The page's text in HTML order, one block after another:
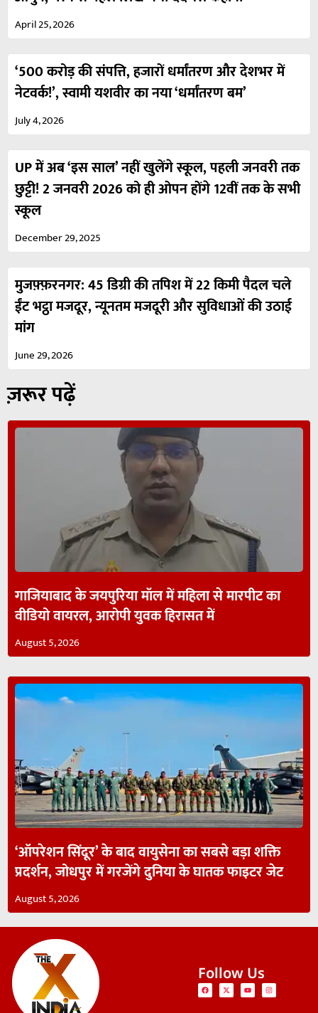
April 25, 2026
‘500 करोड़ की संपत्ति, हजारों धर्मांतरण और देशभर में
नेटवर्क!’, स्वामी यशवीर का नया ‘धर्मांतरण बम’
July 4, 2026
UP में अब ‘इस साल’ नहीं खुलेंगे स्कूल, पहली जनवरी तक
छुट्टी! 2 जनवरी 2026 को ही ओपन होंगे 12वीं तक के सभी
स्कूल
December 29, 2025
मुजफ़्फ़रनगर: 45 डिग्री की तपिश में 22 किमी पैदल चले
ईंट भट्ठा मजदूर, न्यूनतम मजदूरी और सुविधाओं की उठाई
मांग
June 29, 2026
ज़रूर पढ़ें
गाजियाबाद के जयपुरिया मॉल में महिला से मारपीट का
वीडियो वायरल, आरोपी युवक हिरासत में
August 5, 2026
‘ऑपरेशन सिंदूर’ के बाद वायुसेना का सबसे बड़ा शक्ति
प्रदर्शन, जोधपुर में गरजेंगे दुनिया के घातक फाइटर जेट
August 5, 2026
Follow Us